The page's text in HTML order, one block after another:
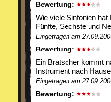
Bewertung:
Wie viele Sinfonien
Fünfte, Sechste und
Eingetragen am
Bewertung:
Ein Bratscher kommt
Instrument nach
Eingetragen am
Bewertung: